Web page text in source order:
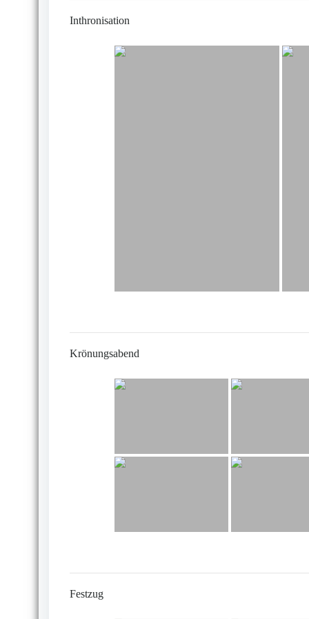
Inthronisation
Krönungsabend
Festzug